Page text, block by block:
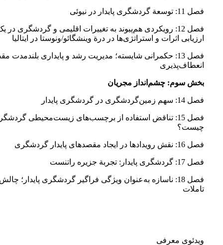
فصل 11: توسعة گردشگری پایدار در نیوئی
فصل 12: رویکردی هم‌پیوند به تغییرات اقلیمی و گردشگری
ارزیابی اثرات و استراتژی‌ها در درة وینشگائو/ونوستا در ایتالیا
فصل 13: حکمرانی شایسته؛ مدیریت رشد و پایداری بلندمدت
انعطاف‌پذیری
بخش سوم: چشم‌انداز مجریان
فصل 14: سهم زمین‌گردشگری در گردشگری پایدار
فصل 15: تناقض استفاده از برچسب‌های زیست‌محیطی
چیست؟
فصل 16: نقش رویدادها در ایجاد مقصدهای پایدار گردشگری
فصل 17: گردشگری پایدار: تجربة جزیره راتنست
فصل 18: ناسازه به‌عنوان ویژگی فراگیر گردشگری پایدار؛
تاملات
ویدئوی معرفی